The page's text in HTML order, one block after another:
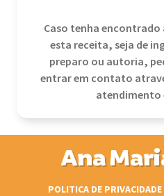
Caso tenha
esta receita, seja de
preparo ou autoria,
entrar em contato
atendimento
Ana
POLITICA DE PRIVACIDADE